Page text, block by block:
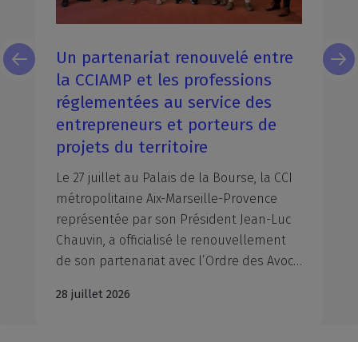
Un partenariat renouvelé entre
la CCIAMP et les professions
réglementées au service des
entrepreneurs et porteurs de
projets du territoire
Le 27 juillet au Palais de la Bourse, la CCI
métropolitaine Aix-Marseille-Provence
représentée par son Président Jean-Luc
Chauvin, a officialisé le renouvellement
de son partenariat avec l’Ordre des Avocats du Barreau d’Aix-en-Provence, représenté par Monsieur le Bâtonnier Xavier PIETRA, l’Ordre des Avocats du Barreau de Marseille, représenté par Maître Marie-Dominique Poinso-Pourtal, Bâtonnière et Maître Jean-Michel Ollier, Vice-Bâtonnier, la Chambre départementale des Notaires des Bouches-du-Rhône, représentée par Maître Alexis Boyer en l'absence de son Président, Maître Jean-Michel Moulin, et le Conseil Régional de l’Ordre des Experts-Comptables Provence-Alpes-Côte d’Azur, représenté par son Président, Nicolas Férand. À travers la signature de ces conventions, la CCIAMP et l’interprofession du droit et du chiffre réaffirment leur volonté commune de mobiliser leurs expertises respectives au profit des entrepreneurs et des dirigeants d'entreprise du territoire.
28 juillet 2026